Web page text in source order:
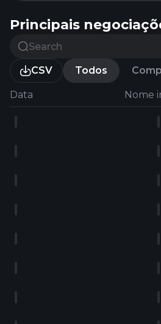
Principais
CSV Todos
Data Nome